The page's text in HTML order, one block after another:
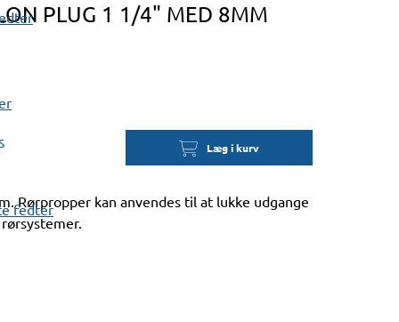
fedter
PLUG 1 1/4" MED 8MM
Læg i kurv
Rørpropper kan anvendes til at lukke udgange